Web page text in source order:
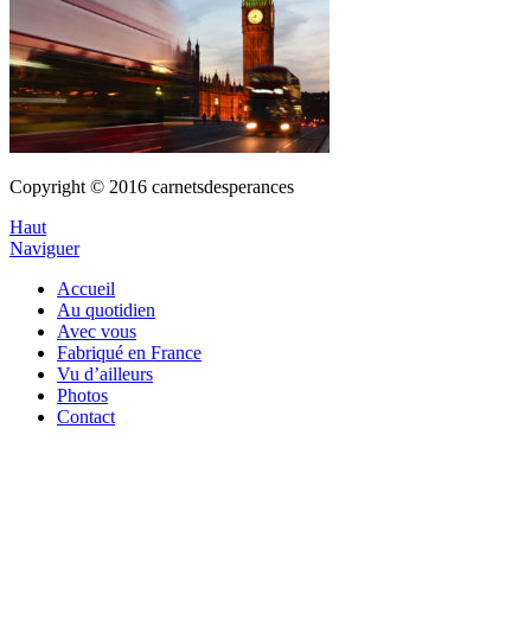
Copyright © 2016 carnetsdesperances
Haut
Naviguer
Accueil
Au quotidien
Avec vous
Fabriqué en France
Vu d’ailleurs
Photos
Contact